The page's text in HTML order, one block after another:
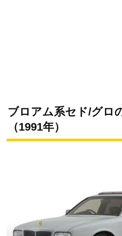
ブロアム系セド/グロ
（1991年）